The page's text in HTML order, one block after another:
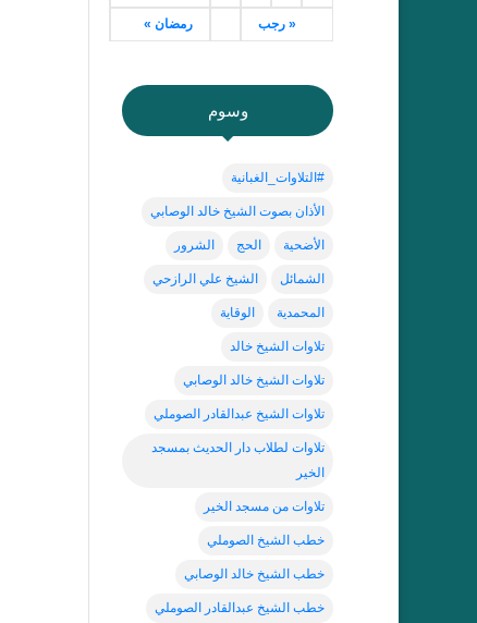
« رجب رمضان »
وسوم
#التلاوات_الغبانية
الأذان بصوت الشيخ خالد الوصابي
الأضحية الحج الشرور
الشمائل الشيخ علي الرازحي
المحمدية الوقاية
تلاوات الشيخ خالد
تلاوات الشيخ خالد الوصابي
تلاوات الشيخ عبدالقادر الصوملي
تلاوات لطلاب دار الحديث بمسجد
الخير
تلاوات من مسجد الخير
خطب الشيخ الصوملي
خطب الشيخ خالد الوصابي
خطب الشيخ عبدالقادر الصوملي